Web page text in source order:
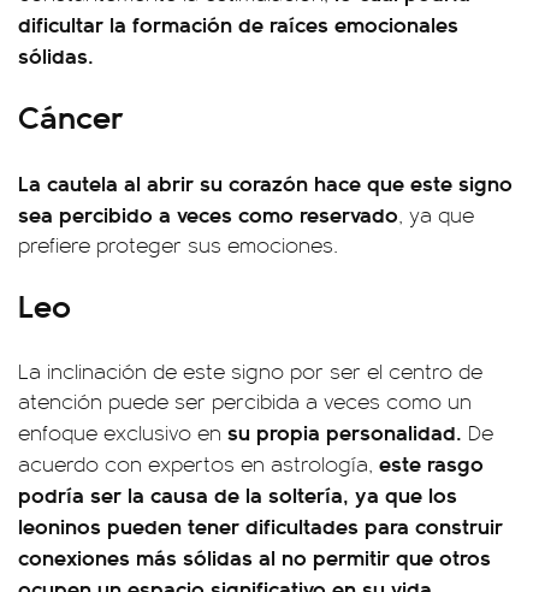
dificultar la formación de raíces emocionales
sólidas.
Cáncer
La cautela al abrir su corazón hace que este signo
sea percibido a veces como reservado, ya que
prefiere proteger sus emociones.
Leo
La inclinación de este signo por ser el centro de
atención puede ser percibida a veces como un
enfoque exclusivo en su propia personalidad. De
acuerdo con expertos en astrología, este rasgo
podría ser la causa de la soltería, ya que los
leoninos pueden tener dificultades para construir
conexiones más sólidas al no permitir que otros